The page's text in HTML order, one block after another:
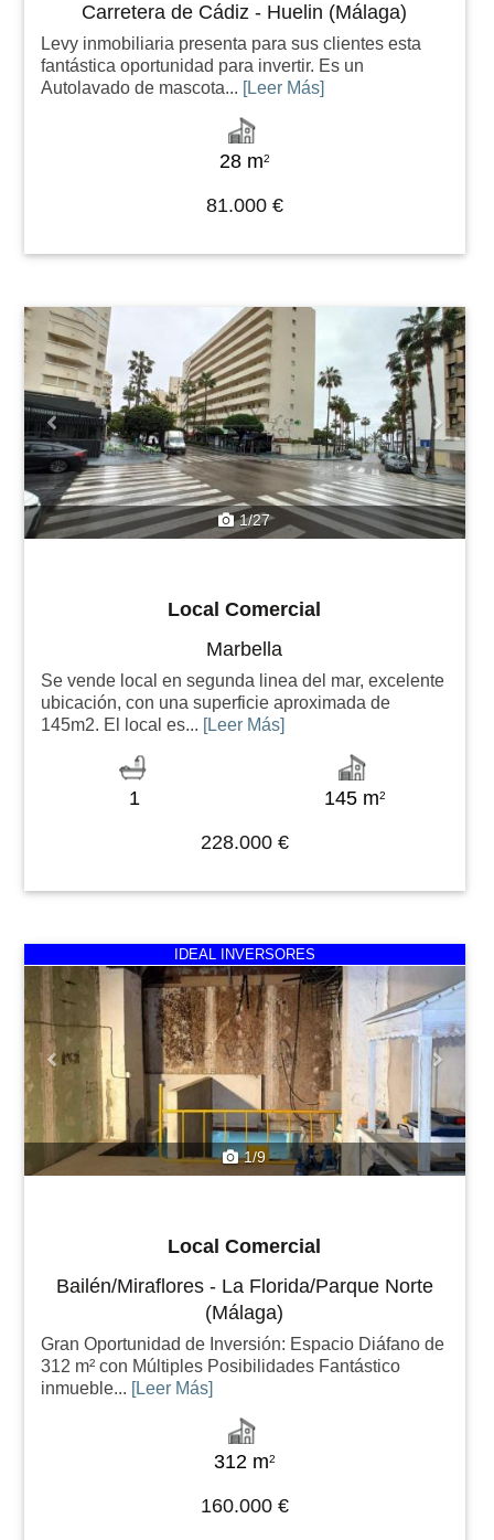
Carretera de Cádiz - Huelin (Málaga)
Levy inmobiliaria presenta para sus clientes esta
fantástica oportunidad para invertir. Es un
Autolavado de mascota... [Leer Más]
28 m2
81.000 €
1/27
Previous Next
Local Comercial
Marbella
Se vende local en segunda linea del mar, excelente
ubicación, con una superficie aproximada de
145m2. El local es... [Leer Más]
1 145 m2
228.000 €
IDEAL INVERSORES
1/9
Local Comercial
Bailén/Miraflores - La Florida/Parque Norte
(Málaga)
Gran Oportunidad de Inversión: Espacio Diáfano de
312 m² con Múltiples Posibilidades Fantástico
inmueble... [Leer Más]
312 m2
160.000 €